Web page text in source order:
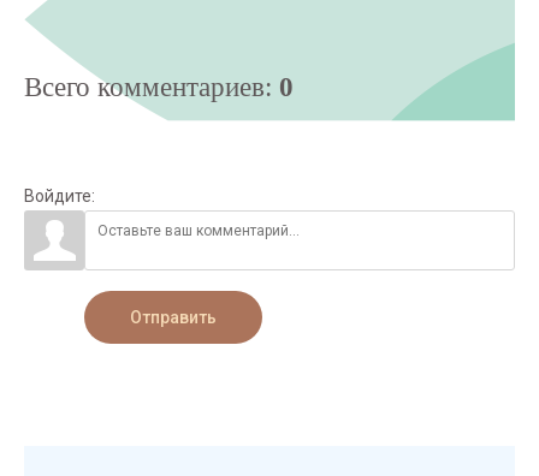
Всего комментариев: 0
Войдите:
Отправить